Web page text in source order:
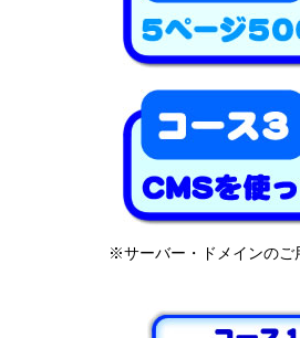
※サーバー・ドメインのご